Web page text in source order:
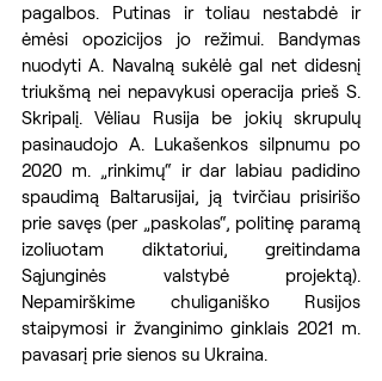
pagalbos. Putinas ir toliau nestabdė ir
ėmėsi opozicijos jo režimui. Bandymas
nuodyti A. Navalną sukėlė gal net didesnį
triukšmą nei nepavykusi operacija prieš S.
Skripalį. Vėliau Rusija be jokių skrupulų
pasinaudojo A. Lukašenkos silpnumu po
2020 m. „rinkimų“ ir dar labiau padidino
spaudimą Baltarusijai, ją tvirčiau prisirišo
prie savęs (per „paskolas“, politinę paramą
izoliuotam diktatoriui, greitindama
Sąjunginės valstybė projektą).
Nepamirškime chuliganiško Rusijos
staipymosi ir žvanginimo ginklais 2021 m.
pavasarį prie sienos su Ukraina.